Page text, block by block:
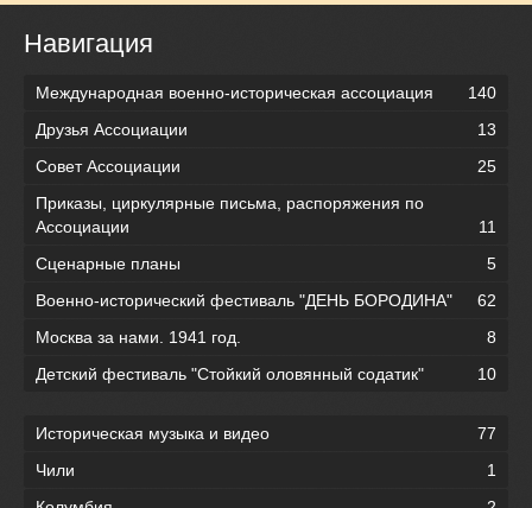
Навигация
Международная военно-историческая ассоциация
140
Друзья Ассоциации
13
Совет Ассоциации
25
Приказы, циркулярные письма, распоряжения по
Ассоциации
11
Сценарные планы
5
Военно-исторический фестиваль "ДЕНЬ БОРОДИНА"
62
Москва за нами. 1941 год.
8
Детский фестиваль "Стойкий оловянный содатик"
10
Историческая музыка и видео
77
Чили
1